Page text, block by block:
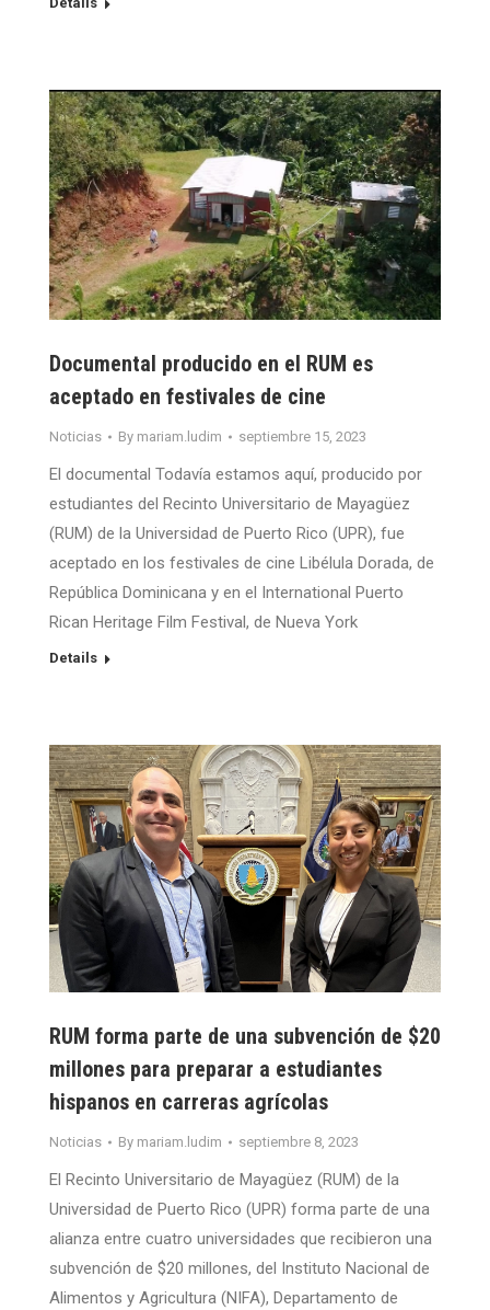
Documental producido en el RUM es
aceptado en festivales de cine
Noticias By mariam.ludim septiembre 15, 2023
El documental Todavía estamos aquí, producido por
estudiantes del Recinto Universitario de Mayagüez
(RUM) de la Universidad de Puerto Rico (UPR), fue
aceptado en los festivales de cine Libélula Dorada, de
República Dominicana y en el International Puerto
Rican Heritage Film Festival, de Nueva York
Details
RUM forma parte de una subvención de $20
millones para preparar a estudiantes
hispanos en carreras agrícolas
Noticias By mariam.ludim septiembre 8, 2023
El Recinto Universitario de Mayagüez (RUM) de la
Universidad de Puerto Rico (UPR) forma parte de una
alianza entre cuatro universidades que recibieron una
subvención de $20 millones, del Instituto Nacional de
Alimentos y Agricultura (NIFA), Departamento de